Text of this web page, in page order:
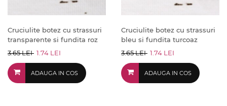
Cruciulite botez cu strassuri
transparente si fundita roz
3.65 LEI 1.74 LEI
ADAUGA IN COS
Cruciulite botez cu strassuri
bleu si fundita turcoaz
3.65 LEI 1.74 LEI
ADAUGA IN COS